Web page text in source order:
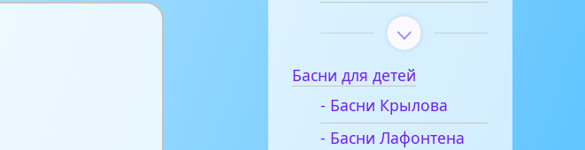
Басни для детей
- Басни Крылова
- Басни Лафонтена